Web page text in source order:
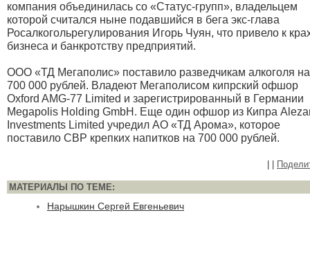
компания объединилась со «Статус-групп», владельцем
которой считался ныне подавшийся в бега экс-глава
Росалкогольрегулирования Игорь Чуян, что привело к
бизнеса и банкротству предприятий.
ООО «ТД Мегаполис» поставило разведчикам алкоголя на
700 000 рублей. Владеют Мегаполисом кипрский офшор
Oxford AMG-77 Limited и зарегистрированный в Германии
Megapolis Holding GmbH. Еще один офшор из Кипра
Investments Limited учредил АО «ТД Арома», которое
поставило СВР крепких напитков на 700 000 рублей.
МАТЕРИАЛЫ ПО ТЕМЕ:
Нарышкин Сергей Евгеньевич